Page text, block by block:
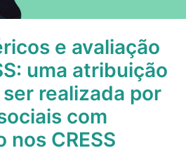
e avaliação
uma atribuição
realizada por
com
CRESS